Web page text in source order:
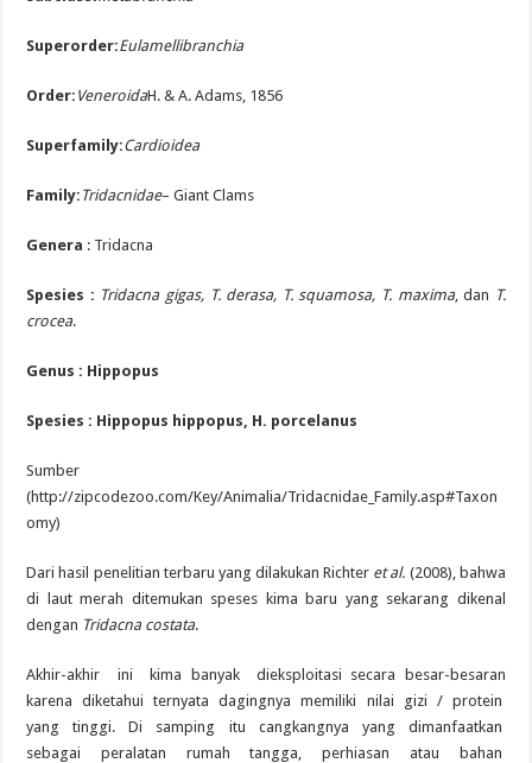
Superorder:Eulamellibranchia
Order: VeneroidaH. & A. Adams, 1856
Superfamily:Cardioidea
Family: Tridacnidae– Giant Clams
Genera : Tridacna
Spesies : Tridacna gigas, T. derasa, T. squamosa, T. maxima, dan T.
crocea.
Genus : Hippopus
Spesies : Hippopus hippopus, H. porcelanus
Sumber
(http://zipcodezoo.com/Key/Animalia/Tridacnidae_Family.asp#Taxon
omy)
Dari hasil penelitian terbaru yang dilakukan Richter et al. (2008), bahwa
di laut merah ditemukan speses kima baru yang sekarang dikenal
dengan Tridacna costata.
Akhir-akhir ini kima banyak dieksploitasi secara besar-besaran
karena diketahui ternyata dagingnya memiliki nilai gizi / protein
yang tinggi. Di samping itu cangkangnya yang dimanfaatkan
sebagai peralatan rumah tangga, perhiasan atau bahan